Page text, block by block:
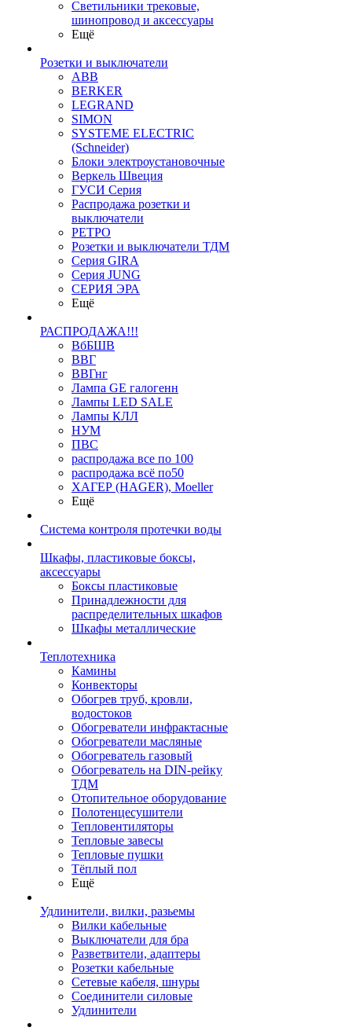
Светильники трековые,
шинопровод и аксессуары
Ещё
Розетки и выключатели
ABB
BERKER
LEGRAND
SIMON
SYSTEME ELECTRIC
(Schneider)
Блоки электроустановочные
Веркель Швеция
ГУСИ Серия
Распродажа розетки и
выключатели
РЕТРО
Розетки и выключатели ТДМ
Серия GIRA
Серия JUNG
СЕРИЯ ЭРА
Ещё
РАСПРОДАЖА!!!
ВбБШВ
ВВГ
ВВГнг
Лампа GE галогенн
Лампы LED SALE
Лампы КЛЛ
НУМ
ПВС
распродажа все по 100
распродажа всё по50
ХАГЕР (HAGER), Moeller
Ещё
Система контроля протечки воды
Шкафы, пластиковые боксы,
аксессуары
Боксы пластиковые
Принадлежности для
распределительных шкафов
Шкафы металлические
Теплотехника
Камины
Конвекторы
Обогрев труб, кровли,
водостоков
Обогреватели инфрактасные
Обогреватели масляные
Обогреватель газовый
Обогреватель на DIN-рейку
ТДМ
Отопительное оборудование
Полотенцесушители
Тепловентиляторы
Тепловые завесы
Тепловые пушки
Тёплый пол
Ещё
Удлинители, вилки, разьемы
Вилки кабельные
Выключатели для бра
Разветвители, адаптеры
Розетки кабельные
Сетевые кабеля, шнуры
Соединители силовые
Удлинители